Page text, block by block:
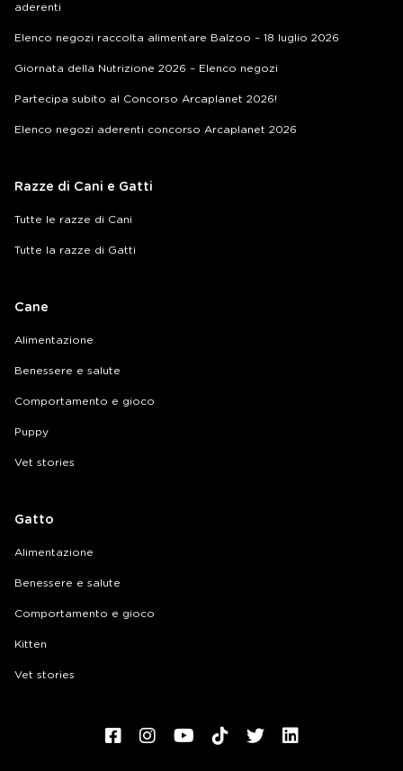
aderenti
Elenco negozi raccolta alimentare Balzoo – 18 luglio 2026
Giornata della Nutrizione 2026 – Elenco negozi
Partecipa subito al Concorso Arcaplanet 2026!
Elenco negozi aderenti concorso Arcaplanet 2026
Razze di Cani e Gatti
Tutte le razze di Cani
Tutte la razze di Gatti
Cane
Alimentazione
Benessere e salute
Comportamento e gioco
Puppy
Vet stories
Gatto
Alimentazione
Benessere e salute
Comportamento e gioco
Kitten
Vet stories